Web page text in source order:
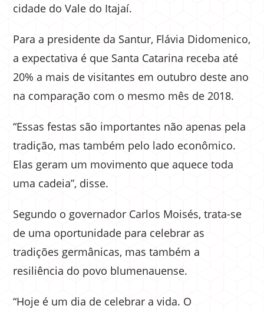
cidade do Vale do Itajaí.
Para a presidente da Santur, Flávia Didomenico,
a expectativa é que Santa Catarina receba até
20% a mais de visitantes em outubro deste ano
na comparação com o mesmo mês de 2018.
“Essas festas são importantes não apenas pela
tradição, mas também pelo lado econômico.
Elas geram um movimento que aquece toda
uma cadeia”, disse.
Segundo o governador Carlos Moisés, trata-se
de uma oportunidade para celebrar as
tradições germânicas, mas também a
resiliência do povo blumenauense.
“Hoje é um dia de celebrar a vida. O